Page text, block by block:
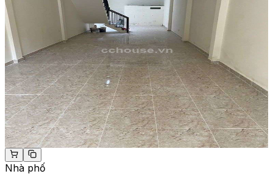
Nhà phố